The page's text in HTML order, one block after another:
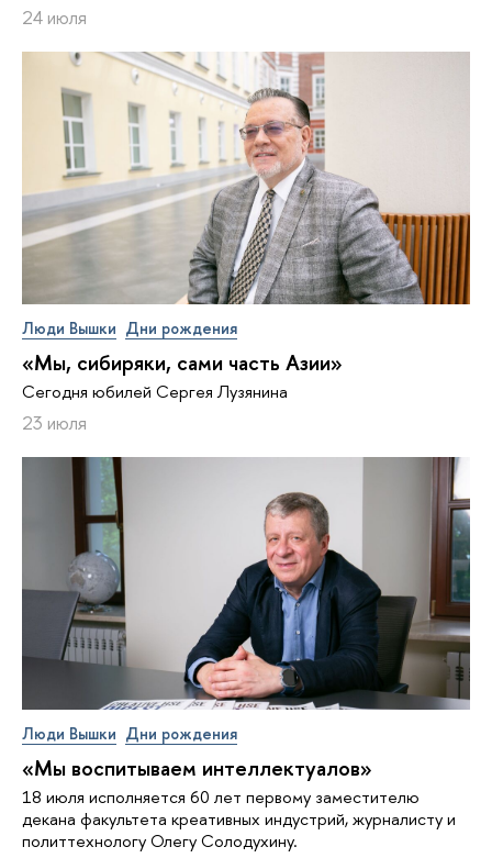
24 июля
Люди Вышки Дни рождения
«Мы, сибиряки, сами часть Азии»
Сегодня юбилей Сергея Лузянина
23 июля
Люди Вышки Дни рождения
«Мы воспитываем интеллектуалов»
18 июля исполняется 60 лет первому заместителю
декана факультета креативных индустрий, журналисту и
политтехнологу Олегу Солодухину.